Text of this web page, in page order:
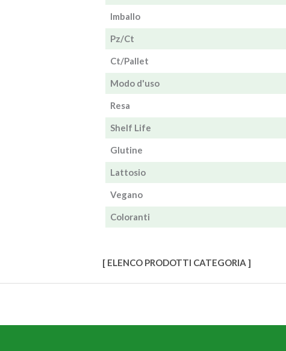
Imballo
Pz/Ct
Ct/Pallet
Modo d'uso
Resa
Shelf Life
Glutine
Lattosio
Vegano
Coloranti
[ ELENCO PRODOTTI CATEGORIA ]